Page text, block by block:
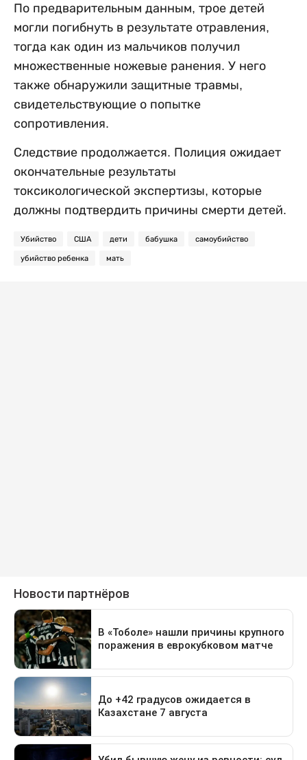
По предварительным данным, трое детей
могли погибнуть в результате отравления,
тогда как один из мальчиков получил
множественные ножевые ранения. У него
также обнаружили защитные травмы,
свидетельствующие о попытке
сопротивления.
Следствие продолжается. Полиция ожидает
окончательные результаты
токсикологической экспертизы, которые
должны подтвердить причины смерти детей.
Убийство США дети бабушка самоубийство
убийство ребенка мать